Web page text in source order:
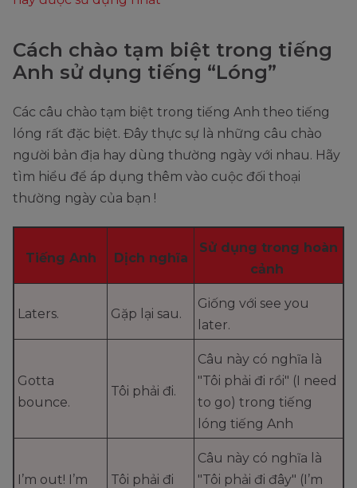
Cách chào tạm biệt trong tiếng
Anh sử dụng tiếng “Lóng”
Các câu chào tạm biệt trong tiếng Anh theo tiếng
lóng rất đặc biệt. Đây thực sự là những câu chào
người bản địa hay dùng thường ngày với nhau. Hãy
tìm hiểu để áp dụng thêm vào cuộc đối thoại
thường ngày của bạn !
Tiếng Anh Dịch nghĩa
Sử dụng trong hoàn
cảnh
Laters. Gặp lại sau.
Giống với see you
later.
Gotta
bounce.
Tôi phải đi.
Câu này có nghĩa là
"Tôi phải đi rồi" (I need
to go) trong tiếng
lóng tiếng Anh
I’m out! I’m
Tôi phải đi
Câu này có nghĩa là
"Tôi phải đi đây" (I’m